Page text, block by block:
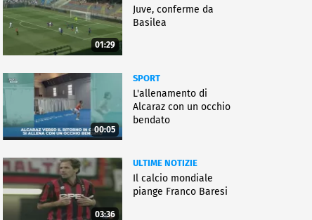
01:29
Juve, conferme da
Basilea
00:05
SPORT
L'allenamento di
Alcaraz con un occhio
bendato
03:36
ULTIME NOTIZIE
Il calcio mondiale
piange Franco Baresi